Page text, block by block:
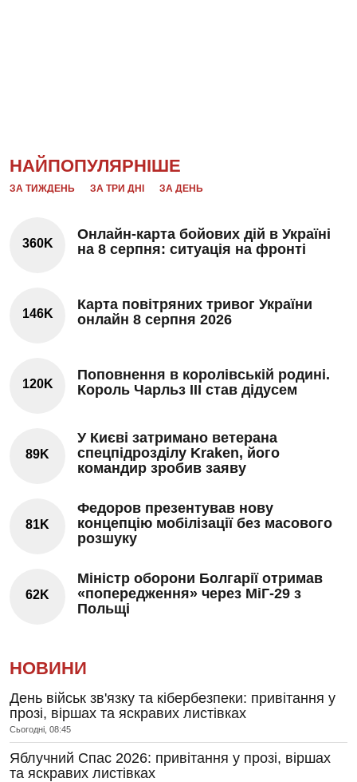
НАЙПОПУЛЯРНІШЕ
ЗА ТИЖДЕНЬ ЗА ТРИ ДНІ ЗА ДЕНЬ
360K
Онлайн-карта бойових дій в Україні
на 8 серпня: ситуація на фронті
146K
Карта повітряних тривог України
онлайн 8 серпня 2026
120K
Поповнення в королівській родині.
Король Чарльз III став дідусем
89K
У Києві затримано ветерана
спецпідрозділу Kraken, його
командир зробив заяву
81K
Федоров презентував нову
концепцію мобілізації без масового
розшуку
62K
Міністр оборони Болгарії отримав
«попередження» через МіГ-29 з
Польщі
НОВИНИ
День військ зв'язку та кібербезпеки: привітання у
прозі, віршах та яскравих листівках
Сьогодні, 08:45
Яблучний Спас 2026: привітання у прозі, віршах
та яскравих листівках